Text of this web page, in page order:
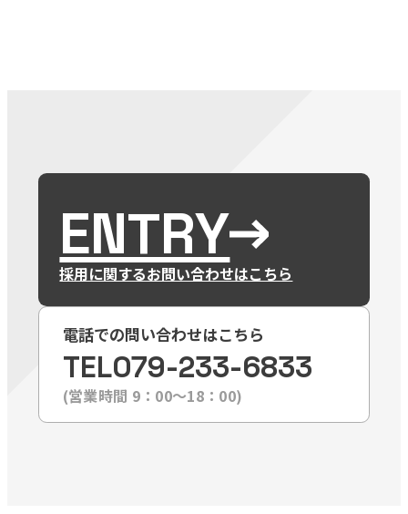
ENTRY
採用に関するお問い合わせはこちら
電話での問い合わせはこちら
TEL079-233-6833
(営業時間 9：00〜18：00)